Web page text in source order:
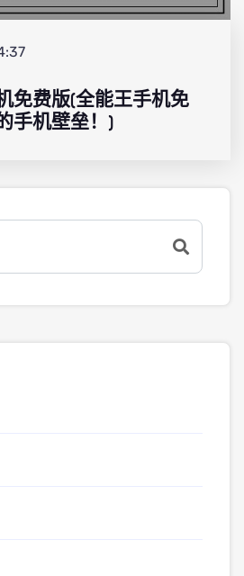
免费版(全能王手机免
手机壁垒！)